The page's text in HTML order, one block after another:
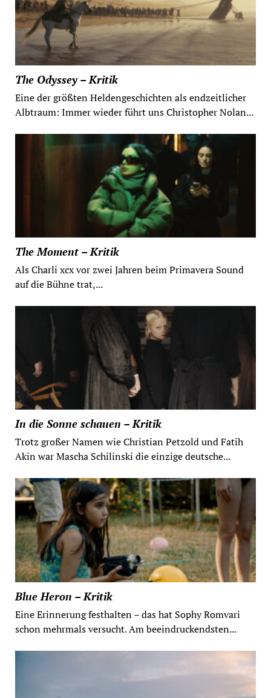
The Odyssey – Kritik
Eine der größten Heldengeschichten als endzeitlicher
Albtraum: Immer wieder führt uns Christopher Nolan...
The Moment – Kritik
Als Charli xcx vor zwei Jahren beim Primavera Sound
auf die Bühne trat,...
In die Sonne schauen – Kritik
Trotz großer Namen wie Christian Petzold und Fatih
Akin war Mascha Schilinski die einzige deutsche...
Blue Heron – Kritik
Eine Erinnerung festhalten – das hat Sophy Romvari
schon mehrmals versucht. Am beeindruckendsten...